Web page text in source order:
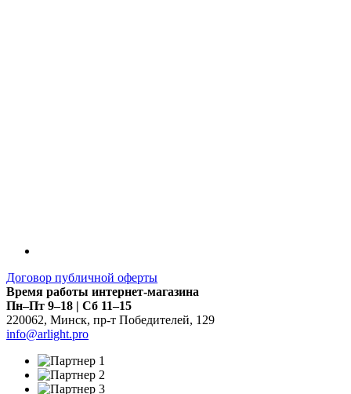
Договор публичной оферты
Время работы интернет-магазина
Пн–Пт 9–18 | Сб 11–15
220062, Минск, пр-т Победителей, 129
info@arlight.pro